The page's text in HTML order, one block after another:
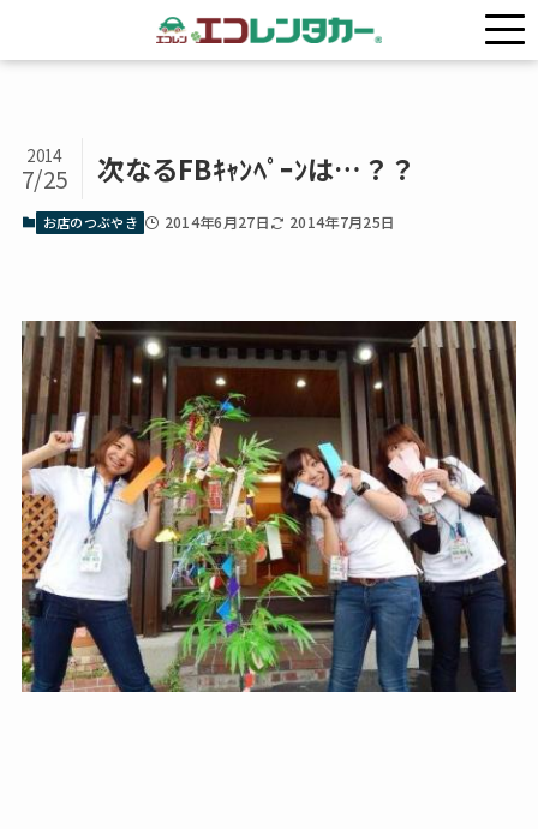
お店のつぶやき
次なるFBｷｬﾝﾍﾟｰﾝは…？？
2014
7/25
お店のつぶやき 2014年6月27日 2014年7月25日